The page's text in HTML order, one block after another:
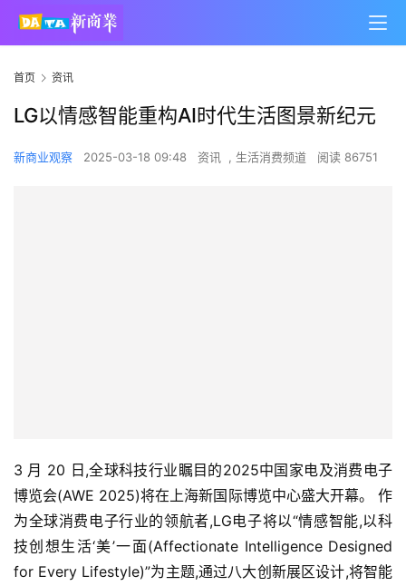
首页 资讯
LG以情感智能重构AI时代生活图景新纪元
新商业观察 2025-03-18 09:48 资讯 , 生活消费频道 阅读 86751
3 月 20 日,全球科技行业瞩目的2025中国家电及消费电子
博览会(AWE 2025)将在上海新国际博览中心盛大开幕。 作
为全球消费电子行业的领航者,LG电子将以“情感智能,以科
技创想生活‘美’一面(Affectionate Intelligence Designed
for Every Lifestyle)”为主题,通过八大创新展区设计,将智能